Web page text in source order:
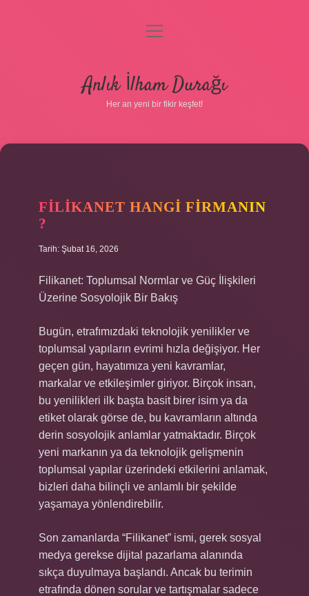
Gizlilik Politikası
Hakkımızda
menüyü
Anlık İlham Durağı
Her an yeni bir fikir keşfet!
FILIKANET HANGI FIRMANIN
?
Tarih: Şubat 16, 2026
Filikanet: Toplumsal Normlar ve Güç İlişkileri
Üzerine Sosyolojik Bir Bakış
Bugün, etrafımızdaki teknolojik yenilikler ve
toplumsal yapıların evrimi hızla değişiyor. Her
geçen gün, hayatımıza yeni kavramlar,
markalar ve etkileşimler giriyor. Birçok insan,
bu yenilikleri ilk başta basit birer isim ya da
etiket olarak görse de, bu kavramların altında
derin sosyolojik anlamlar yatmaktadır. Birçok
yeni markanın ya da teknolojik gelişmenin
toplumsal yapılar üzerindeki etkilerini anlamak,
bizleri daha bilinçli ve anlamlı bir şekilde
yaşamaya yönlendirebilir.
Son zamanlarda “Filikanet” ismi, gerek sosyal
medya gerekse dijital pazarlama alanında
sıkça duyulmaya başlandı. Ancak bu terimin
etrafında dönen sorular ve tartışmalar sadece